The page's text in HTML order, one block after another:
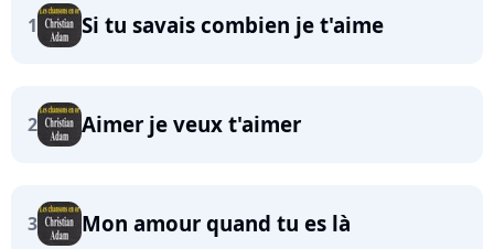
1 Si tu savais combien je t'aime
2 Aimer je veux t'aimer
3 Mon amour quand tu es là